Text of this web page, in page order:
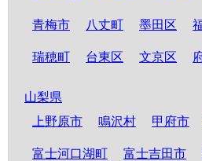
青梅市 八丈町 墨田区
瑞穂町 台東区 文京区
山梨県
上野原市
鳴沢村 甲府市
富士河口湖町 富士吉田市